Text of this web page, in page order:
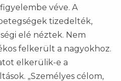
véve. A
tizedelték,
elé néztek. Nem
felkerült a nagyokhoz.
elkerülik-e a
„Személyes célom,